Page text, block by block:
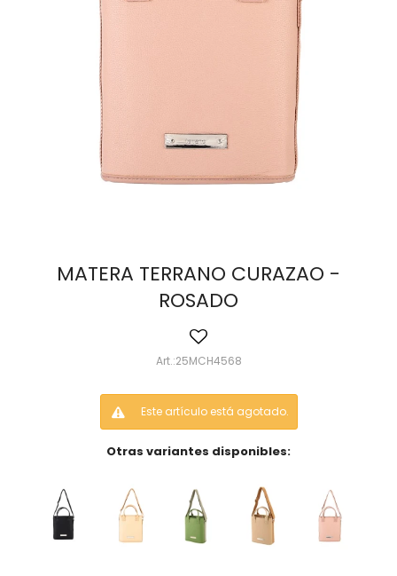
MATERA TERRANO CURAZAO -
ROSADO
25MCH4568
Este artículo está agotado.
Otras variantes disponibles: